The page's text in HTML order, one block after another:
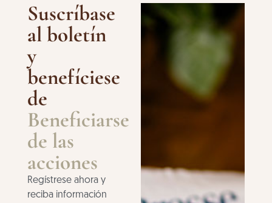
Suscríbase
al boletín
y
benefíciese
de
Beneficiarse
de las
acciones
Regístrese ahora y
reciba información